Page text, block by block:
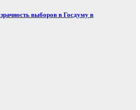
выборов в Госдуму в